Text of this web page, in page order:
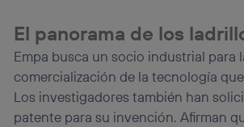
El panorama de los
Empa busca un socio industrial para
comercialización de la tecnología
Los investigadores también han
patente para su invención. Afirman